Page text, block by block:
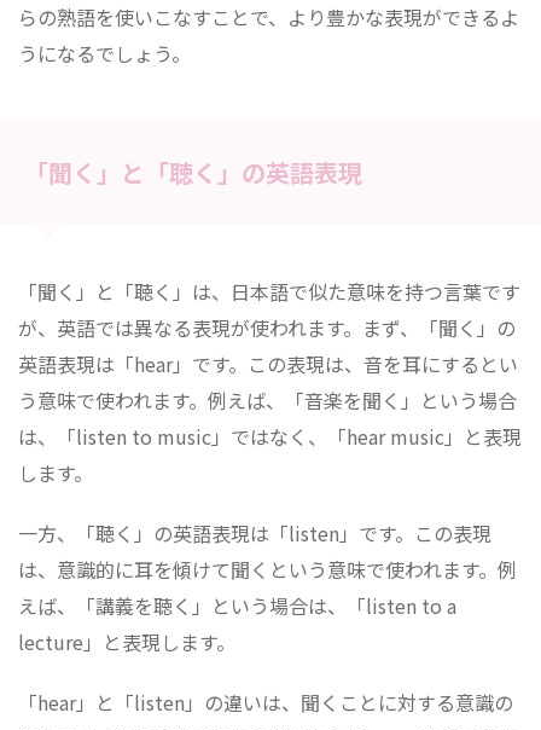
らの熟語を使いこなすことで、より豊かな表現ができるよ
うになるでしょう。
「聞く」と「聴く」の英語表現
「聞く」と「聴く」は、日本語で似た意味を持つ言葉です
が、英語では異なる表現が使われます。まず、「聞く」の
英語表現は「hear」です。この表現は、音を耳にするとい
う意味で使われます。例えば、「音楽を聞く」という場合
は、「listen to music」ではなく、「hear music」と表現
します。
一方、「聴く」の英語表現は「listen」です。この表現
は、意識的に耳を傾けて聞くという意味で使われます。例
えば、「講義を聴く」という場合は、「listen to a
lecture」と表現します。
「hear」と「listen」の違いは、聞くことに対する意識の